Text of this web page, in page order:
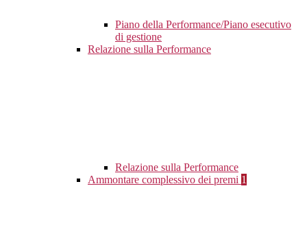
Piano della Performance/Piano esecutivo
di gestione
Relazione sulla Performance
Relazione sulla Performance
Ammontare complessivo dei premi 1